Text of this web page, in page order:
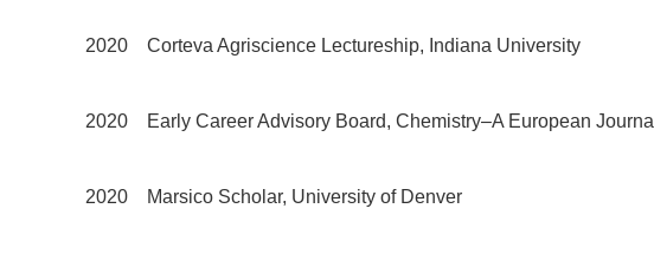
2020 Corteva Agriscience Lectureship, Indiana University
2020 Early Career Advisory Board, Chemistry–A European Journal
2020 Marsico Scholar, University of Denver